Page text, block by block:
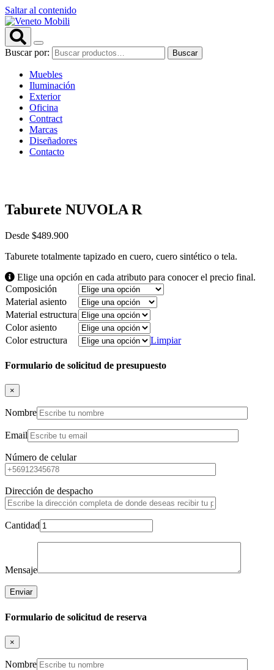
Saltar al contenido
Buscar por: Buscar
Muebles
Iluminación
Exterior
Oficina
Contract
Marcas
Diseñadores
Contacto
Taburete NUVOLA R
Desde $489.900
Taburete totalmente tapizado en cuero, cuero sintético o tela.
Elige una opción en cada atributo para conocer el precio final.
Composición
Material asiento
Material estructura
Color asiento
Color estructura
Limpiar
Formulario de solicitud de presupuesto
×
Nombre
Email
Número de celular
Dirección de despacho
Cantidad
Mensaje
Formulario de solicitud de reserva
×
Nombre